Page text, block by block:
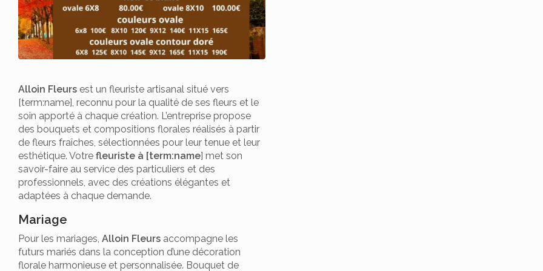
Alloin Fleurs est un fleuriste artisanal situé vers
[term:name], reconnu pour la qualité de ses fleurs et le
soin apporté à chaque création. L’entreprise propose
des bouquets et compositions florales réalisés à partir
de fleurs fraîches, sélectionnées pour leur tenue et leur
esthétique. Votre fleuriste à [term:name] met son
savoir-faire au service des particuliers et des
professionnels, avec des créations élégantes et
adaptées à chaque demande.
Mariage
Pour les mariages, Alloin Fleurs accompagne les
futurs mariés dans la conception d’une décoration
florale harmonieuse et personnalisée. Bouquet de